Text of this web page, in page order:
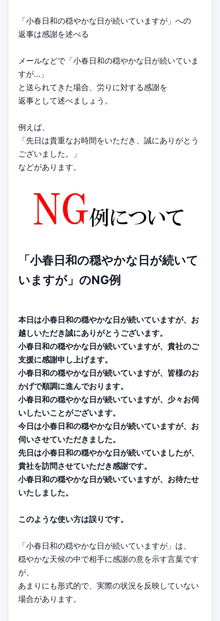
「小春日和の穏やかな日が続いていますが」への
返事は感謝を述べる
メールなどで「小春日和の穏やかな日が続いていま
すが…」
と送られてきた場合、労りに対する感謝を
返事として述べましょう。
例えば、
「先日は貴重なお時間をいただき、誠にありがとう
ございました。」
などがあります。
「小春日和の穏やかな日が続いて
いますが」のNG例
本日は小春日和の穏やかな日が続いていますが、お
越しいただき誠にありがとうございます。
小春日和の穏やかな日が続いていますが、貴社のご
支援に感謝申し上げます。
小春日和の穏やかな日が続いていますが、皆様のお
かげで順調に進んでおります。
小春日和の穏やかな日が続いていますが、少々お伺
いしたいことがございます。
今日は小春日和の穏やかな日が続いていますが、お
伺いさせていただきました。
先日は小春日和の穏やかな日が続いていましたが、
貴社を訪問させていただき感謝です。
小春日和の穏やかな日が続いていますが、お待たせ
いたしました。
このような使い方は誤りです。
「小春日和の穏やかな日が続いていますが」は、
穏やかな天候の中で相手に感謝の意を示す言葉です
が、
あまりにも形式的で、実際の状況を反映していない
場合があります。